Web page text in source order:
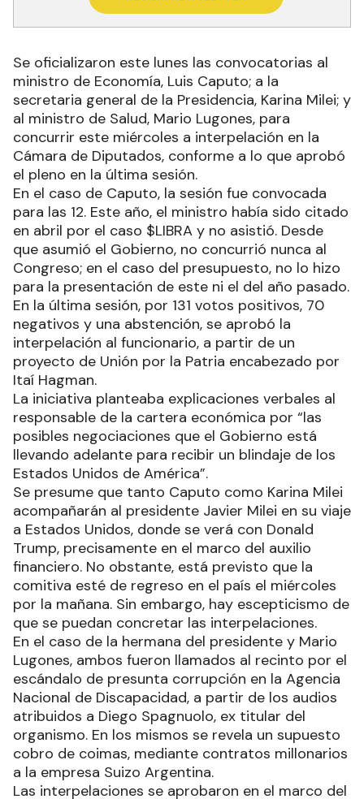
Se oficializaron este lunes las convocatorias al
ministro de Economía, Luis Caputo; a la
secretaria general de la Presidencia, Karina Milei; y
al ministro de Salud, Mario Lugones, para
concurrir este miércoles a interpelación en la
Cámara de Diputados, conforme a lo que aprobó
el pleno en la última sesión.
En el caso de Caputo, la sesión fue convocada
para las 12. Este año, el ministro había sido citado
en abril por el caso $LIBRA y no asistió. Desde
que asumió el Gobierno, no concurrió nunca al
Congreso; en el caso del presupuesto, no lo hizo
para la presentación de este ni el del año pasado.
En la última sesión, por 131 votos positivos, 70
negativos y una abstención, se aprobó la
interpelación al funcionario, a partir de un
proyecto de Unión por la Patria encabezado por
Itaí Hagman.
La iniciativa planteaba explicaciones verbales al
responsable de la cartera económica por “las
posibles negociaciones que el Gobierno está
llevando adelante para recibir un blindaje de los
Estados Unidos de América”.
Se presume que tanto Caputo como Karina Milei
acompañarán al presidente Javier Milei en su viaje
a Estados Unidos, donde se verá con Donald
Trump, precisamente en el marco del auxilio
financiero. No obstante, está previsto que la
comitiva esté de regreso en el país el miércoles
por la mañana. Sin embargo, hay escepticismo de
que se puedan concretar las interpelaciones.
En el caso de la hermana del presidente y Mario
Lugones, ambos fueron llamados al recinto por el
escándalo de presunta corrupción en la Agencia
Nacional de Discapacidad, a partir de los audios
atribuidos a Diego Spagnuolo, ex titular del
organismo. En los mismos se revela un supuesto
cobro de coimas, mediante contratos millonarios
a la empresa Suizo Argentina.
Las interpelaciones se aprobaron en el marco del